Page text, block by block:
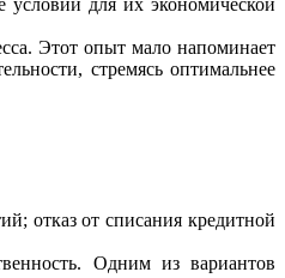
условий для их экономической
Этот опыт мало напоминает
стремясь оптимальнее
отказ от списания кредитной
Одним из вариантов